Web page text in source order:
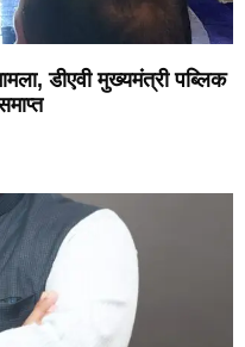
डीएवी मुख्यमंत्री पब्लिक